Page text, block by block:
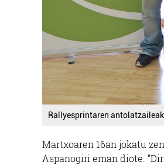
Rallyesprintaren
Martxoaren 16an jokatu
Aspanogiri eman diote.